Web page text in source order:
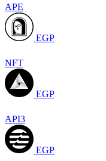
APE
EGP
NFT
EGP
API3
EGP